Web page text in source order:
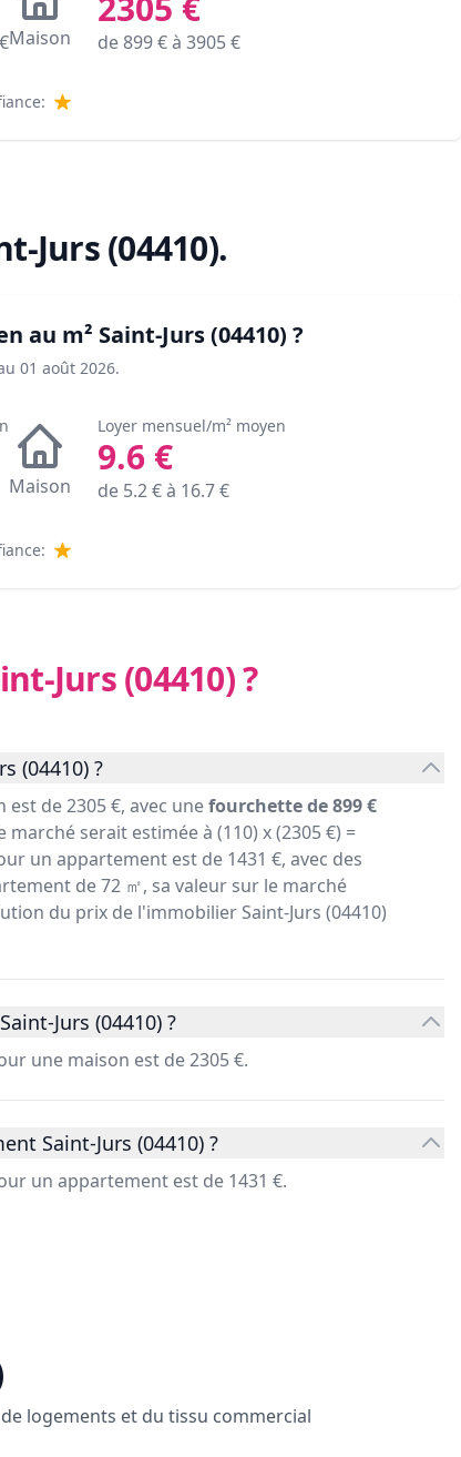
Maison de899€ à 3905€
Jurs (04410).
au m² Saint-Jurs (04410) ?
01 août 2026.
Maison
Loyer mensuel/m² moyen
9.6€
de 5.2€ à 16.7€
Jurs (04410)?
(04410) ?
de 2305 €, avec unefourchette de 899 €
serait estimée à (110) x (2305 €) =
un appartement est de 1431 €, avec des
de 72 ㎡, sa valeur sur le marché
du prix de l'immobilier Saint-Jurs (04410)
Jurs (04410) ?
une maison est de 2305 €.
Saint-Jurs (04410) ?
un appartement est de 1431 €.
logements et du tissu commercial